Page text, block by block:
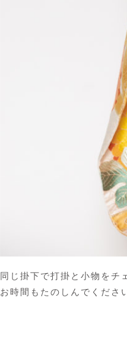
同じ掛下で打掛と小物をチ
お時間もたのしんでくださ